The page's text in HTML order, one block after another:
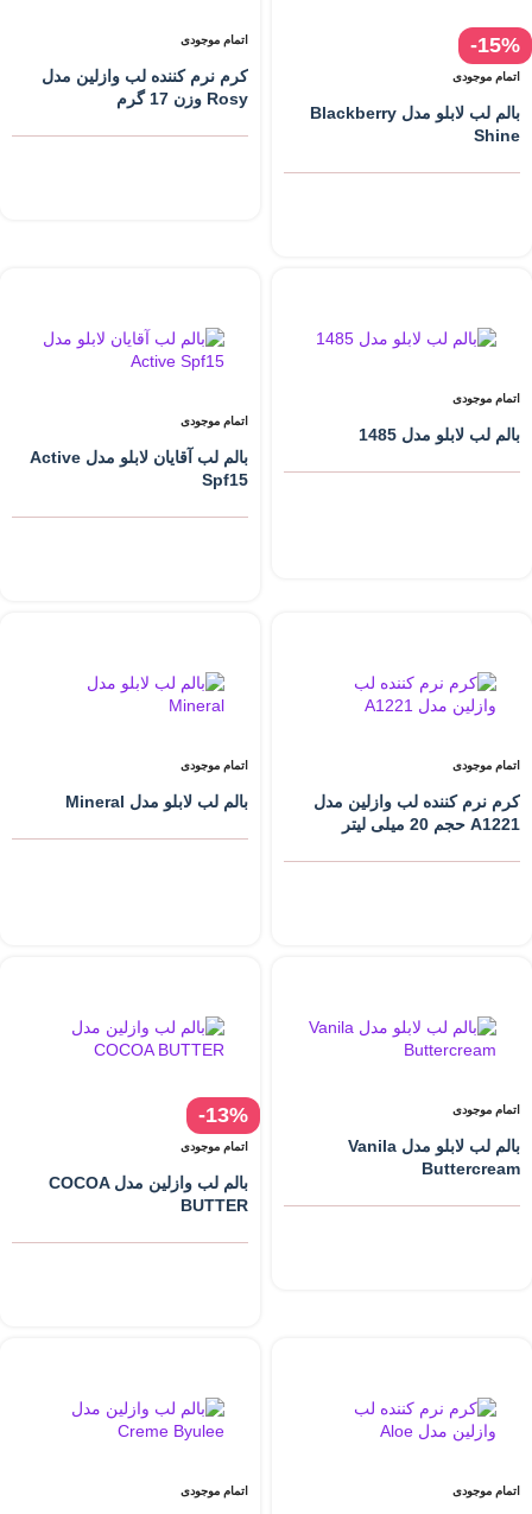
-15%
اتمام موجودی
بالم لب لابلو مدل Blackberry
Shine
اتمام موجودی
کرم نرم کننده لب وازلین مدل
Rosy وزن 17 گرم
اتمام موجودی
بالم لب لابلو مدل 1485
اتمام موجودی
بالم لب آقایان لابلو مدل Active
Spf15
اتمام موجودی
کرم نرم کننده لب وازلین مدل
A1221 حجم 20 میلی لیتر
اتمام موجودی
بالم لب لابلو مدل Mineral
اتمام موجودی
بالم لب لابلو مدل Vanila
Buttercream
-13%
اتمام موجودی
بالم لب وازلین مدل COCOA
BUTTER
اتمام موجودی اتمام موجودی